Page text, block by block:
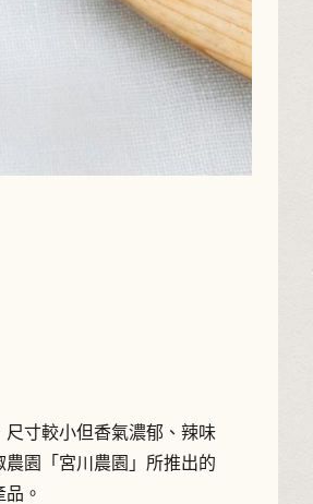
寸較小但香氣濃郁、辣味
園「宮川農園」所推出的
。